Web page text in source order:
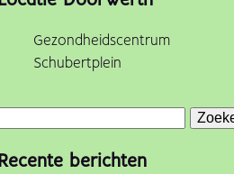
Gezondheidscentrum
Schubertplein
Recente berichten